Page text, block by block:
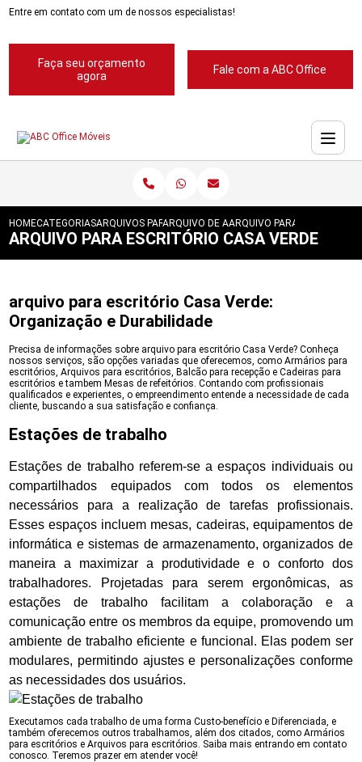
Entre em contato com um de nossos especialistas!
Faça seu orçamento
agora
Fale com a ABC Office
HOMECATEGORIASARQUIVOS PARA ESCRITORIOS
ARQUIVO DE ACO PARA ESCRITORIOS
ARQUIVO PARA ESCRITORIO
ARQUIVO PARA ESCRITÓRIO CASA VERDE
arquivo para escritório Casa Verde:
Organização e Durabilidade
Precisa de informações sobre arquivo para escritório Casa Verde? Conheça
nossos serviços, são opções variadas que oferecemos, como Armários para
escritórios, Arquivos para escritórios, Balcão para recepção e Cadeiras para
escritórios e tambem Mesas de refeitórios. Contando com profissionais
qualificados e experientes, o empreendimento entende a necessidade de cada
cliente, buscando a sua satisfação e confiança.
Estações de trabalho
Estações de trabalho referem-se a espaços individuais ou
compartilhados equipados com todos os elementos
necessários para a realização de tarefas profissionais.
Esses espaços incluem mesas, cadeiras, equipamentos de
informática e sistemas de armazenamento, organizados de
maneira a maximizar a produtividade e o conforto dos
trabalhadores. Projetadas para serem ergonômicas, as
estações de trabalho facilitam a colaboração e a
comunicação entre os membros da equipe, promovendo um
ambiente de trabalho eficiente e funcional. Elas podem ser
modulares, permitindo ajustes e personalizações conforme
as necessidades dos usuários.
Executamos cada trabalho de uma forma Custo-benefício e Diferenciada, e
também oferecemos outros trabalhamos, além dos citados, como Armários
para escritórios e Arquivos para escritórios. Saiba mais entrando em contato
conosco. Teremos prazer em atender você!